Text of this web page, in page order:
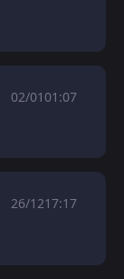
02/0101:07
26/1217:17